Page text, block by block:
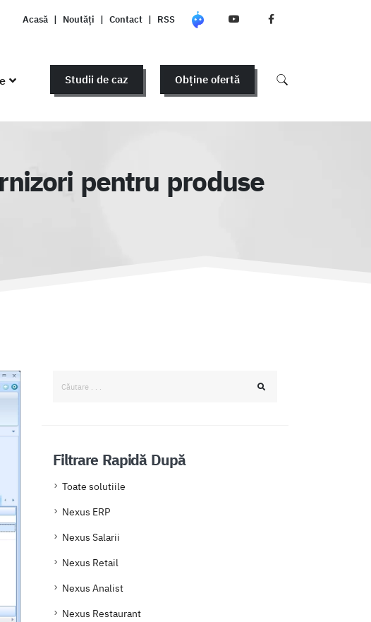
Acasă | Noutăți | Contact | RSS
Studii de caz Obține ofertă
pentru produse
Filtrare Rapidă După
Toate solutiile
Nexus ERP
Nexus Salarii
Nexus Retail
Nexus Analist
Nexus Restaurant